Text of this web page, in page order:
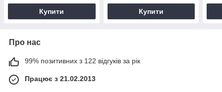
Купити Купити
Про нас
99% позитивних з 122 відгуків за рік
Працює з 21.02.2013